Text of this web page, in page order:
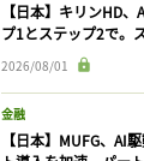
【日本】キリンHD
プ1とステップ2で。
2026/08/01
金融
【日本】MUFG、AI